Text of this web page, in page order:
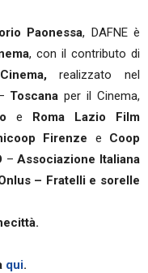
Paonessa, DAFNE è
, con il contributo di
realizzato nel
Toscana per il Cinema,
e Roma Lazio Film
Firenze e Coop
– Associazione Italiana
– Fratelli e sorelle
qui.